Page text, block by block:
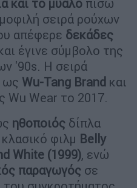
και το μυαλό πίσω
σειρά ρούχων
απέφερε δεκάδες
έγινε σύμβολο της
'90s. Η σειρά
ως Wu-Tang Brand και
Wu Wear το 2017.
ηθοποιός δίπλα
φιλμ Belly
White (1999), ενώ
παραγωγός σε